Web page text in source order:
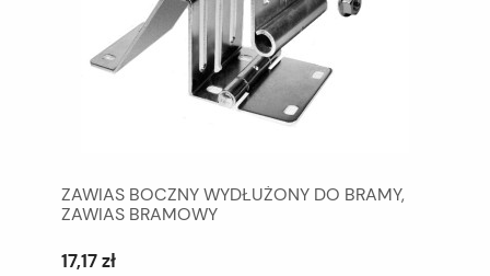
ZAWIAS BOCZNY WYDŁUŻONY DO BRAMY,
ZAWIAS BRAMOWY
17,17 zł